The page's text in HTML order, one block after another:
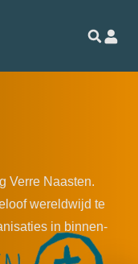
Verre Naasten.
wereldwijd te
in binnen-